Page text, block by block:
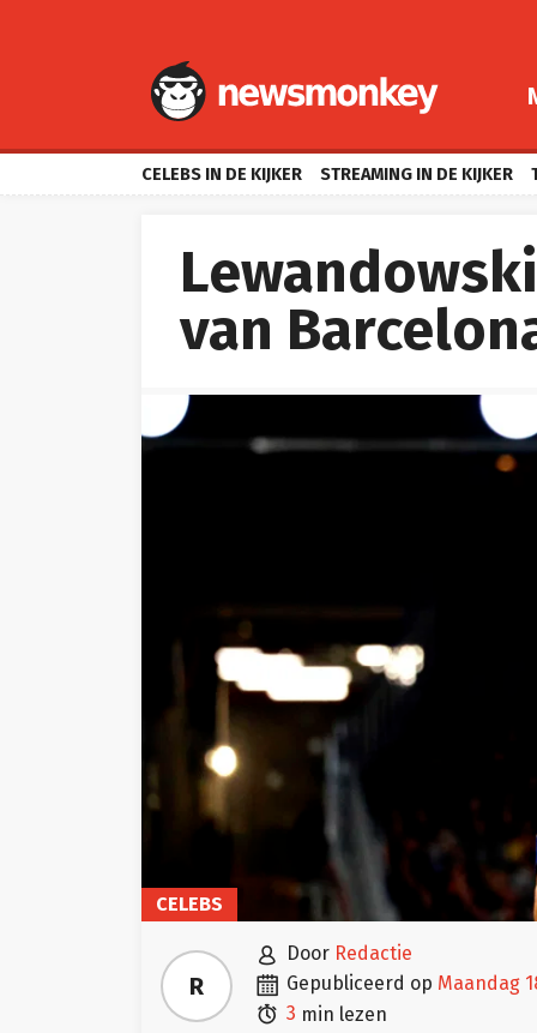
CELEBS IN DE KIJKER STREAMING IN DE KIJKER
van
CELEBS
R
 door Redactie
 gepubliceerd op maandag
 3 min lezen